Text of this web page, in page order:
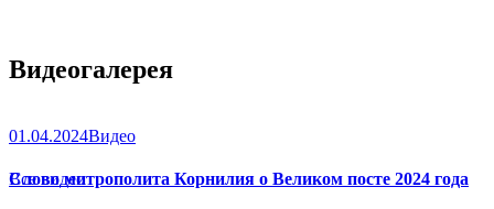
Видеогалерея
01.04.2024Видео
Слово митрополита Корнилия о Великом посте 2024 года
Все видео